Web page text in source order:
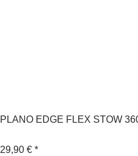
PLANO EDGE FLEX STOW
29,90 € *